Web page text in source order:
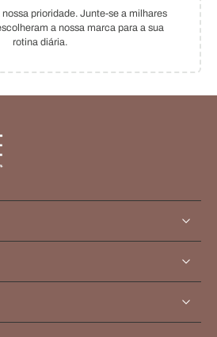
prioridade. Junte-se a milhares
a nossa marca para a sua
rotina diária.